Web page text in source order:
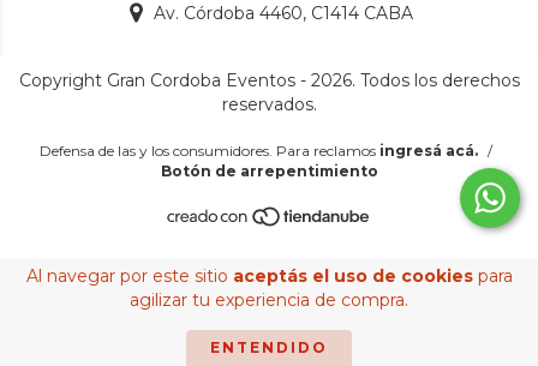
Al navegar por este sitio aceptás el uso de cookiespara
agilizar tu experiencia de compra.
ENTENDIDO
Av. Córdoba 4460, C1414 CABA
Copyright Gran Cordoba Eventos - 2026. Todos los derechos
reservados.
Defensa de las y los consumidores. Para reclamos ingresá acá. /
Botón de arrepentimiento